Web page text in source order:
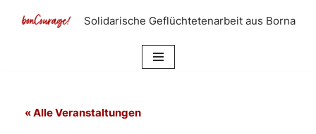
Solidarische Geflüchtetenarbeit aus Borna
« Alle Veranstaltungen